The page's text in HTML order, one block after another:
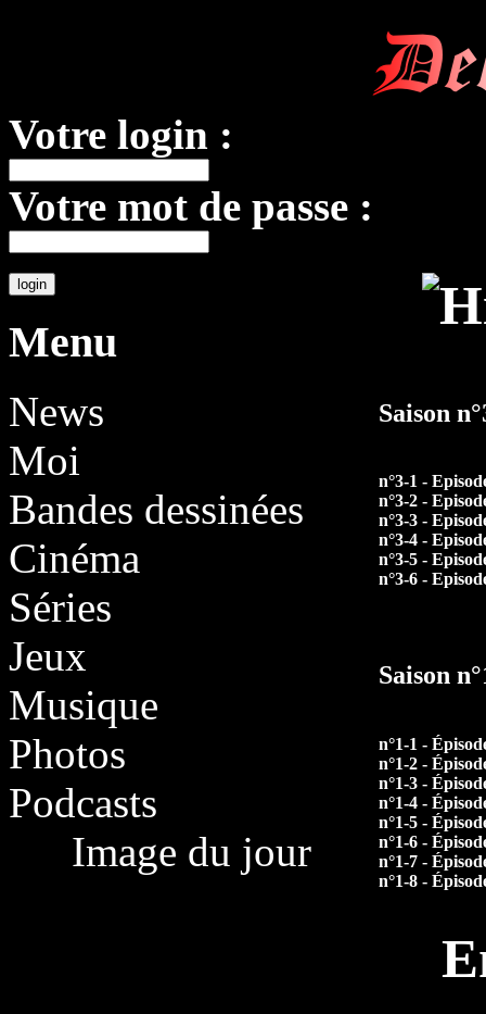
Votre login :
Votre mot de passe :
Menu
News
Moi
Bandes dessinées
Cinéma
Séries
Jeux
Musique
Photos
Podcasts
Image du jour
Saison
n°3-1 -
n°3-2 -
n°3-3 -
n°3-4 -
n°3-5 -
n°3-6 -
Saison
n°1-1 -
n°1-2 -
n°1-3 -
n°1-4 -
n°1-5 -
n°1-6 -
n°1-7 -
n°1-8 -